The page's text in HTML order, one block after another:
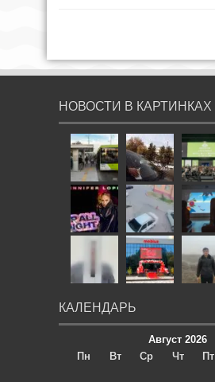
НОВОСТИ В КАРТИНКАХ
КАЛЕНДАРЬ
Август 2026
Пн
Вт Ср Чт Пт